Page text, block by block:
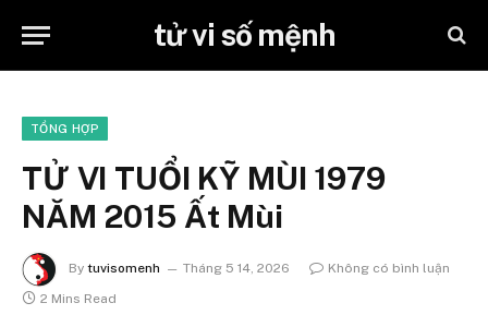
tử vi số mệnh
TỔNG HỢP
TỬ VI TUỔI KỸ MÙI 1979
NĂM 2015 Ất Mùi
By tuvisomenh Tháng 5 14, 2026
Không có bình luận
2 Mins Read